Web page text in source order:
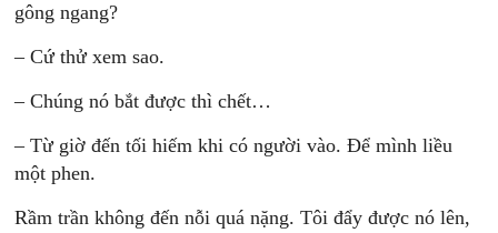
gông ngang?
– Cứ thử xem sao.
– Chúng nó bắt được thì chết…
– Từ giờ đến tối hiếm khi có người vào. Ðể mình liều
một phen.
Rầm trần không đến nỗi quá nặng. Tôi đẩy được nó lên,